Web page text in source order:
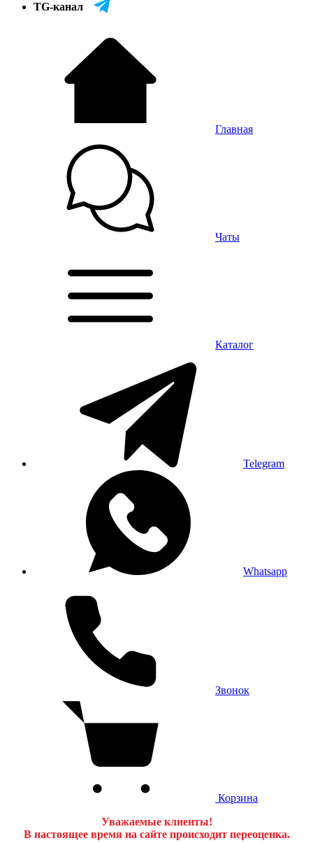
TG-канал
Главная
Чаты
Каталог
Telegram
Whatsapp
Звонок
Корзина
Уважаемые клиенты!
В настоящее время на сайте происходит переоценка.